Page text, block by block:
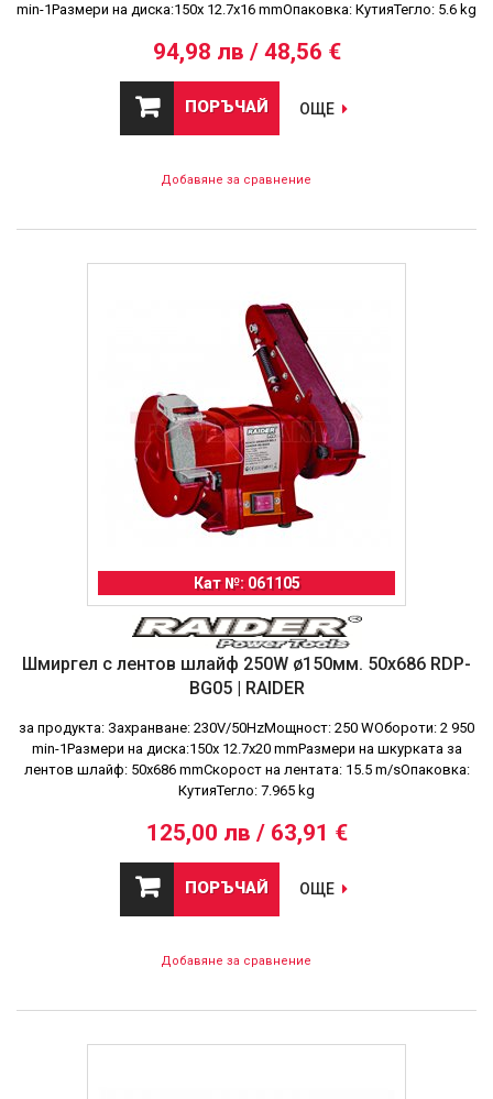
min-1Размери на диска:150х 12.7х16 mmОпаковка: КутияТегло: 5.6 kg
94,98 лв / 48,56 €
ПОРЪЧАЙ ОЩЕ
Добавяне за сравнение
Кат №: 061105
Шмиргел с лентов шлайф 250W ø150мм. 50х686 RDP-
BG05 | RAIDER
за продукта: Захранване: 230V/50HzМощност: 250 WОбороти: 2 950
min-1Размери на диска:150х 12.7х20 mmРазмери на шкурката за
лентов шлайф: 50х686 mmСкорост на лентата: 15.5 m/sОпаковка:
КутияТегло: 7.965 kg
125,00 лв / 63,91 €
ПОРЪЧАЙ ОЩЕ
Добавяне за сравнение